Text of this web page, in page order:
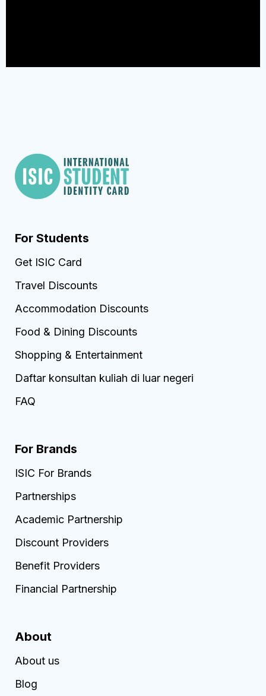
For Students
Get ISIC Card
Travel Discounts
Accommodation Discounts
Food & Dining Discounts
Shopping & Entertainment
Daftar konsultan kuliah di luar negeri
FAQ
For Brands
ISIC For Brands
Partnerships
Academic Partnership
Discount Providers
Benefit Providers
Financial Partnership
About
About us
Blog